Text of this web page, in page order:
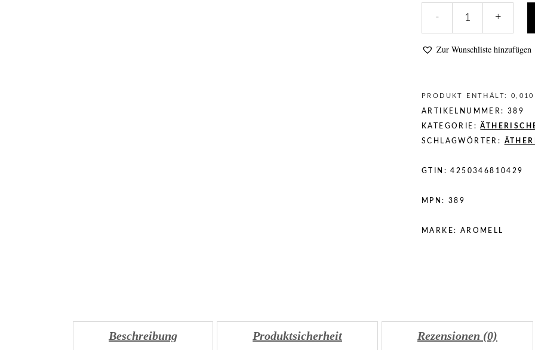
%
naturreines
10ml
quantity
- +
Zur Wunschliste hinzufügen
PRODUKT ENTHÄLT:
ARTIKELNUMMER: 389
KATEGORIE:
SCHLAGWÖRTER:
GTIN:4250346810429
MPN: 389
MARKE: AROMELL
Beschreibung Produktsicherheit Rezensionen (0)